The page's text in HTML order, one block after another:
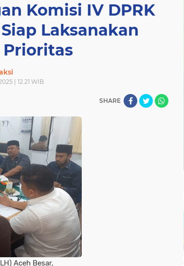
Komisi IV DPRK
Laksanakan
| 12.21 WIB
SHARE
Aceh Besar,